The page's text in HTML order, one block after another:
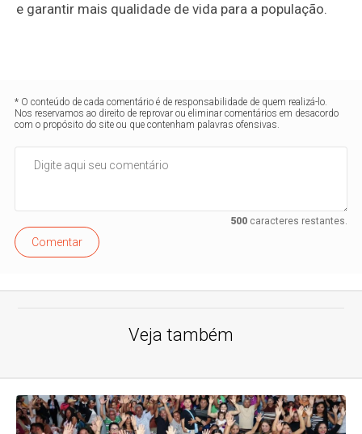
e garantir mais qualidade de vida para a população.
* O conteúdo de cada comentário é de responsabilidade de quem realizá-lo.
Nos reservamos ao direito de reprovar ou eliminar comentários em desacordo
com o propósito do site ou que contenham palavras ofensivas.
500caracteres restantes.
Comentar
Veja também